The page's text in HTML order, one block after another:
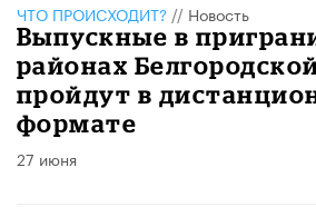
ЧТО ПРОИСХОДИТ? // Новость
Выпускные в
районах
пройдут в
формате
27 июня